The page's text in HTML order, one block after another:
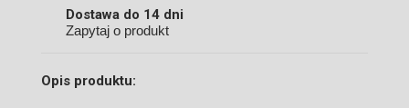
Dostawa do 14 dni
Zapytaj o produkt
Opis produktu: